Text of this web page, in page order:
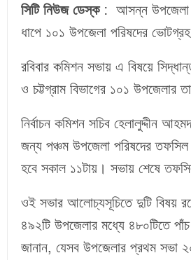
সিটি নিউজ ডেস্ক: আসন্ন উপজেলা
ধাপে ১০১ উপজেলা পরিষদের
রবিবার কমিশন সভায় এ বিষয়ে
ও চট্টগ্রাম বিভাগের ১০১ উপজেলার
নির্বাচন কমিশন সচিব হেলালুদ্দীন
জন্য পঞ্চম উপজেলা পরিষদের
হবে সকাল ১১টায়। সভায় শেষে
ওই সভার আলোচ্যসূচিতে দুটি বিষয়
৪৯২টি উপজেলার মধ্যে ৪৮০টিতে
জানান, যেসব উপজেলার প্রথম সভা